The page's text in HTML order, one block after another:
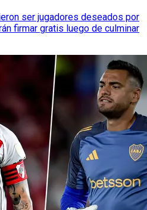
ser jugadores deseados por
firmar gratis luego de culminar